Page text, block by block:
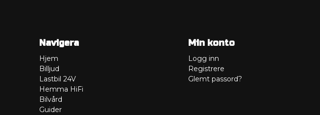
Navigera
Hjem
Billjud
Lastbil 24V
Hemma HiFi
Bilvård
Guider
Min konto
Logg inn
Registrere
Glemt passord?